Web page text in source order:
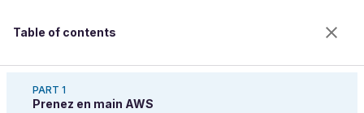
Table of contents
PART 1
Prenez en main AWS